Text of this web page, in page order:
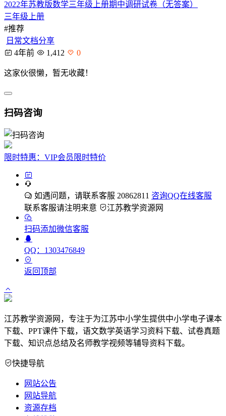
2022年苏教版数学三年级上册期中调研试卷（无答案）
三年级上册
#推荐
日常文档分享
4年前
1,412 0
这家伙很懒，暂无收藏！
扫码咨询
限时特惠：VIP会员限时特价
如遇问题，请联系客服 20862811 咨询QQ在线客服
联系客服请注明来意
江苏教学资源网
扫码添加微信客服
QQ：1303476849
返回顶部
江苏教学资源网，专注于为江苏中小学生提供中小学电子课本
下载、PPT课件下载，语文数学英语学习资料下载、试卷真题
下载、知识点总结及名师教学视频等辅导资料下载。
快捷导航
网站公告
网站导航
资源存档